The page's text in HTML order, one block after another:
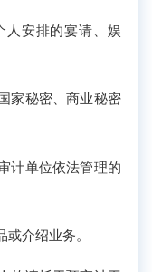
安排的宴请、娱
秘密、商业秘密
单位依法管理的
介绍业务。